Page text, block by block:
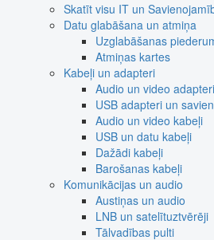
Skatīt visu IT un
Datu glabāšana un atmiņa
Uzglabāšanas
Atmiņas kartes
Kabeļi un adapteri
Audio un video adapteri
USB adapteri un
Audio un video kabeļi
USB un datu kabeļi
Dažādi kabeļi
Barošanas kabeļi
Komunikācijas un audio
Austiņas un audio
LNB un satelītuztvērēji
Tālvadības pulti